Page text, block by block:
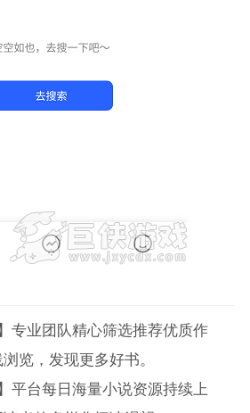
专业团队精心筛选推荐优质作
览，发现更多好书。
平台每日海量小说资源持续上